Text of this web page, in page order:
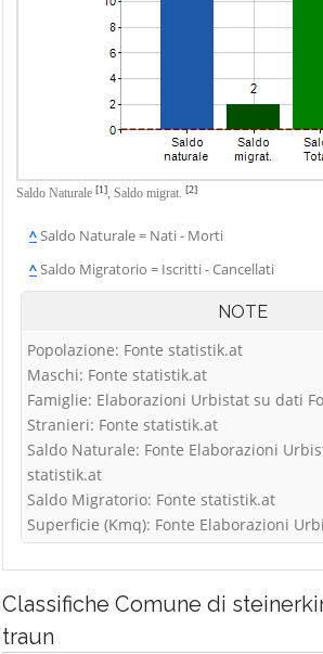
Saldo Naturale [1], Saldo migrat. [2]
^Saldo Naturale = Nati - Morti
^Saldo Migratorio = Iscritti - Cancellati
NOTE
Popolazione: Fonte statistik.at
Maschi: Fonte statistik.at
Famiglie: Elaborazioni Urbistat su dati
Stranieri: Fonte statistik.at
Saldo Naturale: Fonte Elaborazioni
statistik.at
Saldo Migratorio: Fonte statistik.at
Superficie (Kmq): Fonte Elaborazioni
Classifiche Comune di
traun